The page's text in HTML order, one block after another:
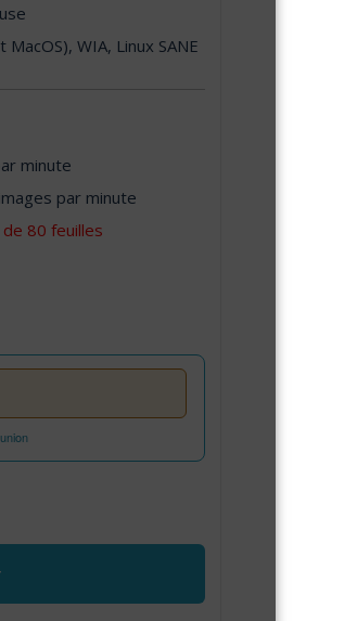
WIA, Linux SANE
minute
par minute
80 feuilles